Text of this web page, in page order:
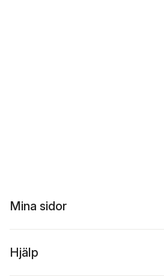
Mina sidor
Hjälp